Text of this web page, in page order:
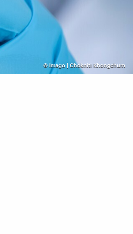
© Imago | Chokniti Khongchum